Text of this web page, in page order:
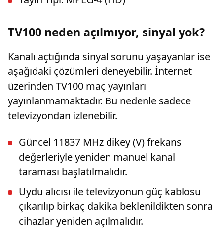
TV100 neden açılmıyor, sinyal yok?
Kanalı açtığında sinyal sorunu yaşayanlar ise
aşağıdaki çözümleri deneyebilir. İnternet
üzerinden TV100 maç yayınları
yayınlanmamaktadır. Bu nedenle sadece
televizyondan izlenebilir.
Güncel 11837 MHz dikey (V) frekans
değerleriyle yeniden manuel kanal
taraması başlatılmalıdır.
Uydu alıcısı ile televizyonun güç kablosu
çıkarılıp birkaç dakika beklenildikten sonra
cihazlar yeniden açılmalıdır.